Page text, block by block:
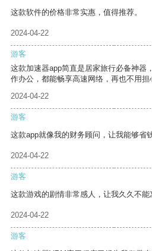
这款软件的价格非常实惠，值得推荐。
2024-04-22
游客
这款加速器app简直是居家旅行必备神器
作办公，都能畅享高速网络，再也不用担
2024-04-22
游客
这款app就像我的财务顾问，让我能够省
2024-04-22
游客
这款游戏的剧情非常感人，让我久久不能
2024-04-22
游客